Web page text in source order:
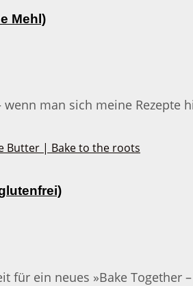
Mehl)
man sich meine
für ein neues »Bake